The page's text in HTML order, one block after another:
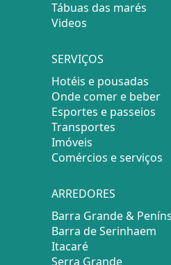
Tábuas das marés
Videos
SERVIÇOS
Hotéis e pousadas
Onde comer e beber
Esportes e passeios
Transportes
Imóveis
Comércios e serviços
ARREDORES
Barra Grande &
Barra de Serinhaem
Itacaré
Serra Grande